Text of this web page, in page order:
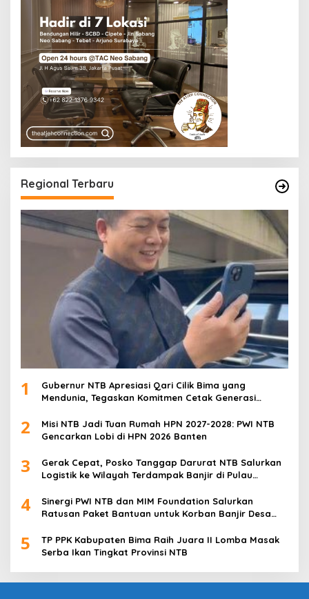
Regional Terbaru
1
Gubernur NTB Apresiasi Qari Cilik Bima yang
Mendunia, Tegaskan Komitmen Cetak Generasi
2
Misi NTB Jadi Tuan Rumah HPN 2027-2028: PWI NTB
Gencarkan Lobi di HPN 2026 Banten
3
Gerak Cepat, Posko Tanggap Darurat NTB Salurkan
Logistik ke Wilayah Terdampak Banjir di Pulau
4
Sinergi PWI NTB dan MIM Foundation Salurkan
Ratusan Paket Bantuan untuk Korban Banjir Desa
5
TP PPK Kabupaten Bima Raih Juara II Lomba Masak
Serba Ikan Tingkat Provinsi NTB